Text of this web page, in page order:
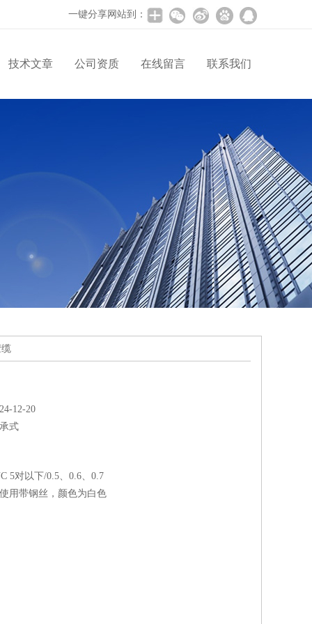
一键分享网站到：
技术文章 公司资质 在线留言 联系我们
12-20
式
5对以下/0.5、0.6、0.7
用带钢丝，颜色为白色